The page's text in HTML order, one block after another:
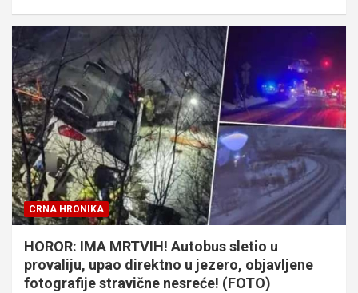
CRNA HRONIKA
HOROR: IMA MRTVIH! Autobus sletio u
provaliju, upao direktno u jezero, objavljene
fotografije stravične nesreće! (FOTO)